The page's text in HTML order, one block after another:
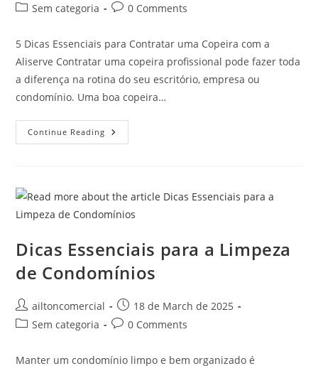
Sem categoria
0 Comments
5 Dicas Essenciais para Contratar uma Copeira com a
Aliserve Contratar uma copeira profissional pode fazer toda
a diferença na rotina do seu escritório, empresa ou
condomínio. Uma boa copeira…
Continue Reading
Dicas Essenciais para a Limpeza
de Condomínios
ailtoncomercial
18 de March de 2025
Sem categoria
0 Comments
Manter um condomínio limpo e bem organizado é